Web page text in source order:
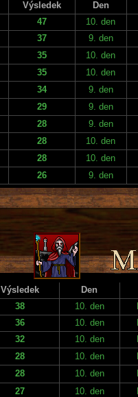
Výsledek
Den
47
10. den
37
9. den
35
10. den
35
10. den
34
9. den
29
9. den
28
9. den
28
10. den
28
10. den
26 9. den
Výsledek
Den
38 10. den
36 10. den
32 10. den
28 10. den
28 10. den
27 10. den